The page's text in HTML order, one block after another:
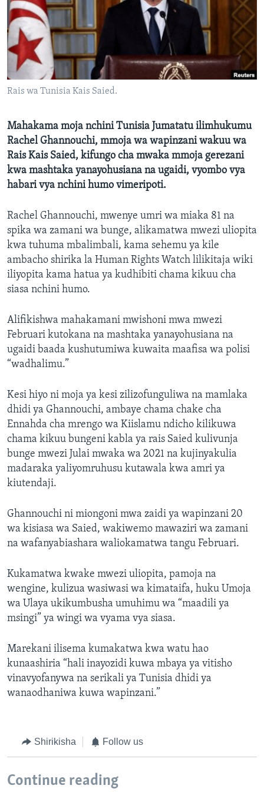
Rais wa Tunisia Kais Saied.
Mahakama moja nchini Tunisia Jumatatu ilimhukumu
Rachel Ghannouchi, mmoja wa wapinzani wakuu wa
Rais Kais Saied, kifungo cha mwaka mmoja gerezani
kwa mashtaka yanayohusiana na ugaidi, vyombo vya
habari vya nchini humo vimeripoti.
Rachel Ghannouchi, mwenye umri wa miaka 81 na
spika wa zamani wa bunge, alikamatwa mwezi uliopita
kwa tuhuma mbalimbali, kama sehemu ya kile
ambacho shirika la Human Rights Watch lilikitaja wiki
iliyopita kama hatua ya kudhibiti chama kikuu cha
siasa nchini humo.
Alifikishwa mahakamani mwishoni mwa mwezi
Februari kutokana na mashtaka yanayohusiana na
ugaidi baada kushutumiwa kuwaita maafisa wa polisi
“wadhalimu.”
Kesi hiyo ni moja ya kesi zilizofunguliwa na mamlaka
dhidi ya Ghannouchi, ambaye chama chake cha
Ennahda cha mrengo wa Kiislamu ndicho kilikuwa
chama kikuu bungeni kabla ya rais Saied kulivunja
bunge mwezi Julai mwaka wa 2021 na kujinyakulia
madaraka yaliyomruhusu kutawala kwa amri ya
kiutendaji.
Ghannouchi ni miongoni mwa zaidi ya wapinzani 20
wa kisiasa wa Saied, wakiwemo mawaziri wa zamani
na wafanyabiashara waliokamatwa tangu Februari.
Kukamatwa kwake mwezi uliopita, pamoja na
wengine, kulizua wasiwasi wa kimataifa, huku Umoja
wa Ulaya ukikumbusha umuhimu wa “maadili ya
msingi” ya wingi wa vyama vya siasa.
Marekani ilisema kumakatwa kwa watu hao
kunaashiria “hali inayozidi kuwa mbaya ya vitisho
vinavyofanywa na serikali ya Tunisia dhidi ya
wanaodhaniwa kuwa wapinzani.”
Shirikisha Follow us
Continue reading